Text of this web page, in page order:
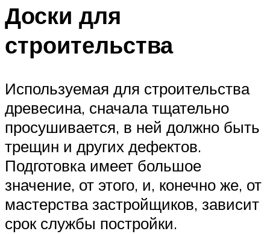
Доски для
строительства
Используемая для строительства
древесина, сначала тщательно
просушивается, в ней должно быть
трещин и других дефектов.
Подготовка имеет большое
значение, от этого, и, конечно же, от
мастерства застройщиков, зависит
срок службы постройки.